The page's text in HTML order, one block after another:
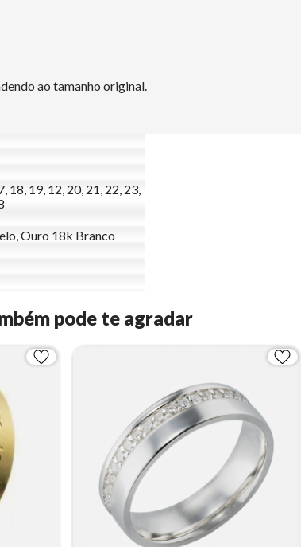
ao tamanho original.
18, 19, 12, 20, 21, 22, 23,
Ouro 18k Branco
pode te agradar